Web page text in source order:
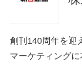
創刊140周年を迎
マーケティング